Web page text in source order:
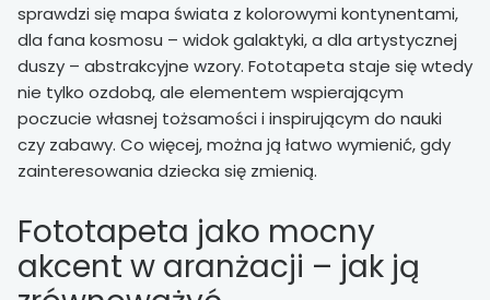
sprawdzi się mapa świata z kolorowymi kontynentami,
dla fana kosmosu – widok galaktyki, a dla artystycznej
duszy – abstrakcyjne wzory. Fototapeta staje się wtedy
nie tylko ozdobą, ale elementem wspierającym
poczucie własnej tożsamości i inspirującym do nauki
czy zabawy. Co więcej, można ją łatwo wymienić, gdy
zainteresowania dziecka się zmienią.
Fototapeta jako mocny
akcent w aranżacji – jak ją